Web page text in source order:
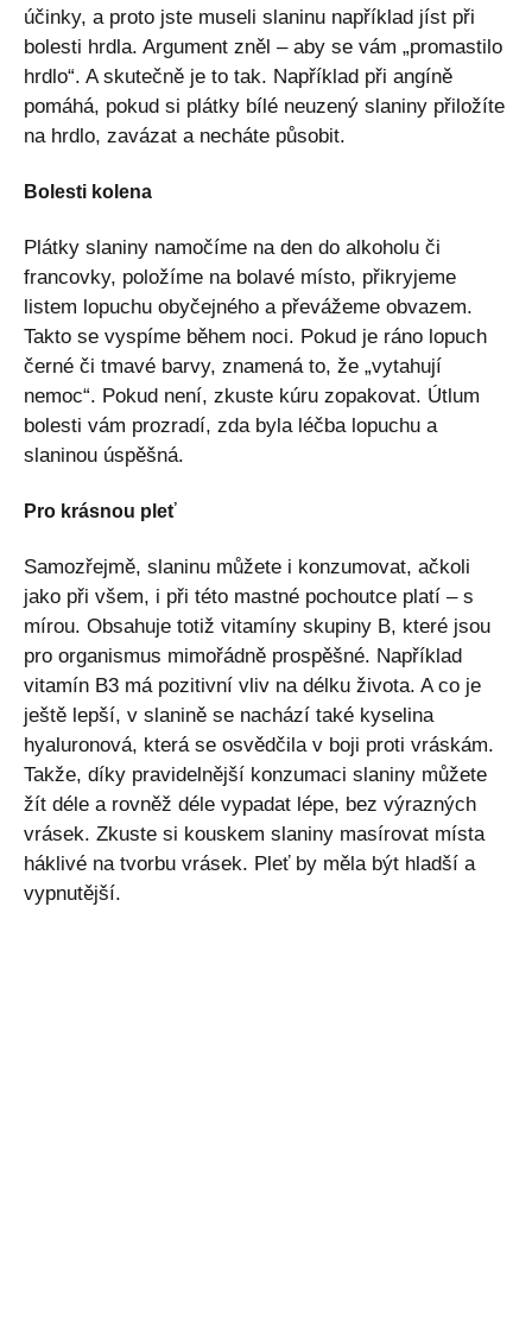
účinky, a proto jste museli slaninu například jíst při
bolesti hrdla. Argument zněl – aby se vám „promastilo
hrdlo“. A skutečně je to tak. Například při angíně
pomáhá, pokud si plátky bílé neuzený slaniny přiložíte
na hrdlo, zavázat a necháte působit.
Bolesti kolena
Plátky slaniny namočíme na den do alkoholu či
francovky, položíme na bolavé místo, přikryjeme
listem lopuchu obyčejného a převážeme obvazem.
Takto se vyspíme během noci. Pokud je ráno lopuch
černé či tmavé barvy, znamená to, že „vytahují
nemoc“. Pokud není, zkuste kúru zopakovat. Útlum
bolesti vám prozradí, zda byla léčba lopuchu a
slaninou úspěšná.
Pro krásnou pleť
Samozřejmě, slaninu můžete i konzumovat, ačkoli
jako při všem, i při této mastné pochoutce platí – s
mírou. Obsahuje totiž vitamíny skupiny B, které jsou
pro organismus mimořádně prospěšné. Například
vitamín B3 má pozitivní vliv na délku života. A co je
ještě lepší, v slanině se nachází také kyselina
hyaluronová, která se osvědčila v boji proti vráskám.
Takže, díky pravidelnější konzumaci slaniny můžete
žít déle a rovněž déle vypadat lépe, bez výrazných
vrásek. Zkuste si kouskem slaniny masírovat místa
háklivé na tvorbu vrásek. Pleť by měla být hladší a
vypnutější.